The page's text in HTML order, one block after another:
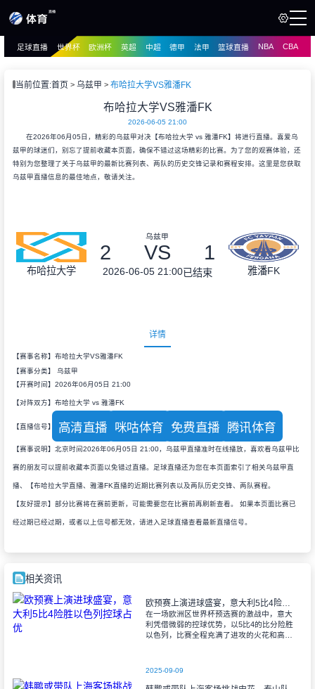
播
足球直播 世界杯 欧洲杯 英超 中超 德甲 法甲 篮球直播 NBA CBA
当前位置:首页 乌兹甲 布哈拉大学VS雅潘FK
布哈拉大学VS雅潘FK
2026-06-05 21:00
在2026年06月05日，精彩的乌兹甲对决【布哈拉大学 vs 雅潘FK】将进行直播。喜爱乌
兹甲的球迷们，别忘了提前收藏本页面，确保不错过这场精彩的比赛。为了您的观赛体验，还
特别为您整理了关于乌兹甲的最新比赛列表、两队的历史交锋记录和赛程安排。这里是您获取
乌兹甲直播信息的最佳地点，敬请关注。
布哈拉大学
乌兹甲
2 VS 1
2026-06-05 21:00已结束 雅潘FK
详情
【赛事名称】布哈拉大学VS雅潘FK
【赛事分类】 乌兹甲
【开赛时间】2026年06月05日 21:00
【对阵双方】布哈拉大学 vs 雅潘FK
【直播信号】 高清直播 咪咕体育 免费直播 腾讯体育
【赛事说明】北京时间2026年06月05日 21:00，乌兹甲直播准时在线播放，喜欢看乌兹甲比
赛的朋友可以提前收藏本页面以免错过直播。足球直播还为您在本页面索引了相关乌兹甲直
播、【布哈拉大学直播、雅潘FK直播的近期比赛列表以及两队历史交锋、两队赛程。
【友好提示】部分比赛将在赛前更新，可能需要您在比赛前再刷新查看。 如果本页面比赛已
经过期已经过期，或者以上信号都无效，请进入足球直播查看最新直播信号。
相关资讯
欧预赛上演进球盛宴，意大利5比4险胜以色列控球占优
在一场欧洲区世界杯预选赛的激战中，意大
利凭借微弱的控球优势，以5比4的比分险胜
以色列，比赛全程充满了进攻的火花和高效
2025-09-09